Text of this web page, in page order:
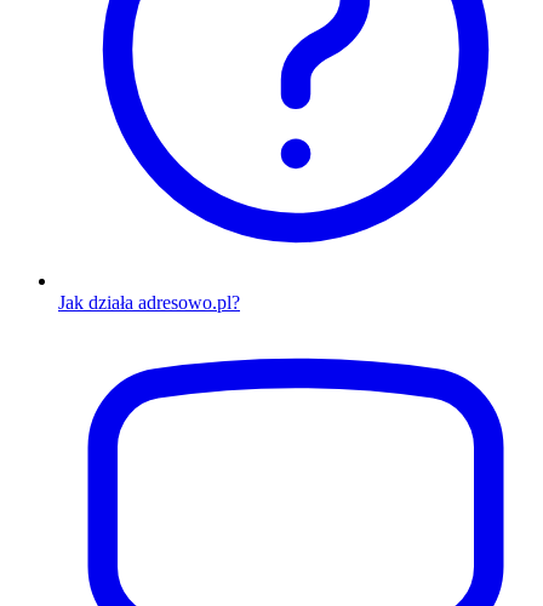
Jak działa adresowo.pl?